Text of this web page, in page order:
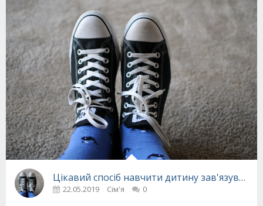
Цікавий спосіб навчити дитину зав'язувати
22.05.2019 Сім'я 0